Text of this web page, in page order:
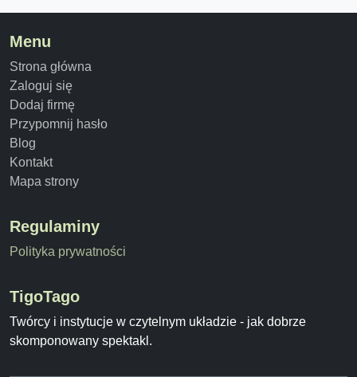
Menu
Strona główna
Zaloguj się
Dodaj firmę
Przypomnij hasło
Blog
Kontakt
Mapa strony
Regulaminy
Polityka prywatności
TigoTago
Twórcy i instytucje w czytelnym układzie - jak dobrze
skomponowany spektakl.